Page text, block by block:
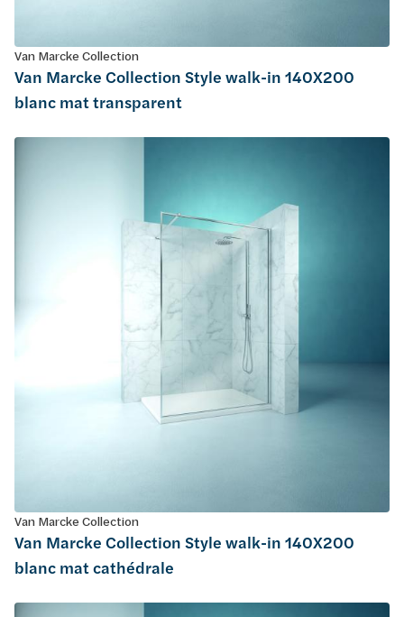
Van Marcke Collection
Van Marcke Collection Style walk-in 140X200
blanc mat transparent
Van Marcke Collection
Van Marcke Collection Style walk-in 140X200
blanc mat cathédrale